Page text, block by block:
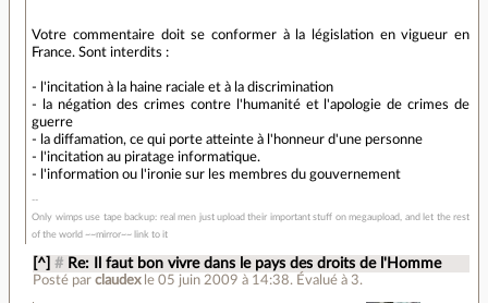
Votre commentaire doit se conformer à la législation en vigueur en
France. Sont interdits :
- l'incitation à la haine raciale et à la discrimination
- la négation des crimes contre l'humanité et l'apologie de crimes de
guerre
- la diffamation, ce qui porte atteinte à l'honneur d'une personne
- l'incitation au piratage informatique.
- l'information ou l'ironie sur les membres du gouvernement
Only wimps use tape backup: real men just upload their important stuff on megaupload, and let the rest
of the world ~~mirror~~ link to it
[^] # Re: Il faut bon vivre dans le pays des droits de l'Homme
Posté par claudex le 05 juin 2009 à 14:38.Évalué à 3.